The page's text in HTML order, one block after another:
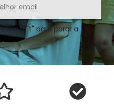
o "t" para parar a